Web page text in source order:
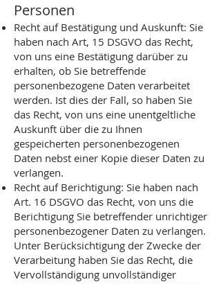
Personen
Recht auf Bestätigung und Auskunft: Sie
haben nach Art, 15 DSGVO das Recht,
von uns eine Bestätigung darüber zu
erhalten, ob Sie betreffende
personenbezogene Daten verarbeitet
werden. Ist dies der Fall, so haben Sie
das Recht, von uns eine unentgeltliche
Auskunft über die zu Ihnen
gespeicherten personenbezogenen
Daten nebst einer Kopie dieser Daten zu
verlangen.
Recht auf Berichtigung: Sie haben nach
Art. 16 DSGVO das Recht, von uns die
Berichtigung Sie betreffender unrichtiger
personenbezogener Daten zu verlangen.
Unter Berücksichtigung der Zwecke der
Verarbeitung haben Sie das Recht, die
Vervollständigung unvollständiger